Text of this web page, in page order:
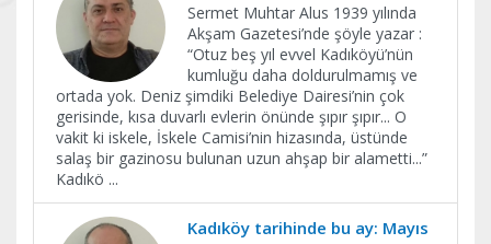
Sermet Muhtar Alus 1939 yılında
Akşam Gazetesi’nde şöyle yazar :
“Otuz beş yıl evvel Kadıköyü’nün
kumluğu daha doldurulmamış ve
ortada yok. Deniz şimdiki Belediye Dairesi’nin çok
gerisinde, kısa duvarlı evlerin önünde şıpır şıpır... O
vakit ki iskele, İskele Camisi’nin hizasında, üstünde
salaş bir gazinosu bulunan uzun ahşap bir alametti...”
Kadıkö ...
Kadıköy tarihinde bu ay: Mayıs